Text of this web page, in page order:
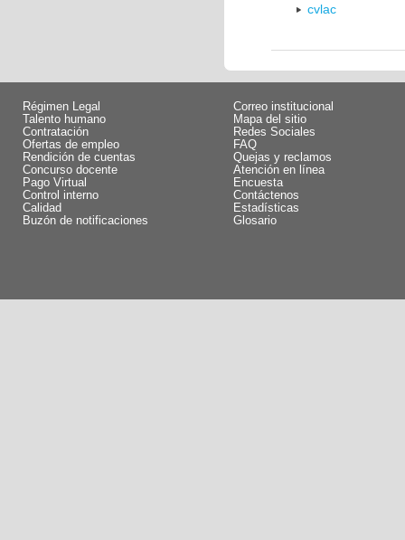
cvlac
Régimen Legal
Talento humano
Contratación
Ofertas de empleo
Rendición de cuentas
Concurso docente
Pago Virtual
Control interno
Calidad
Buzón de notificaciones
Correo institucional
Mapa del sitio
Redes Sociales
FAQ
Quejas y reclamos
Atención en línea
Encuesta
Contáctenos
Estadísticas
Glosario